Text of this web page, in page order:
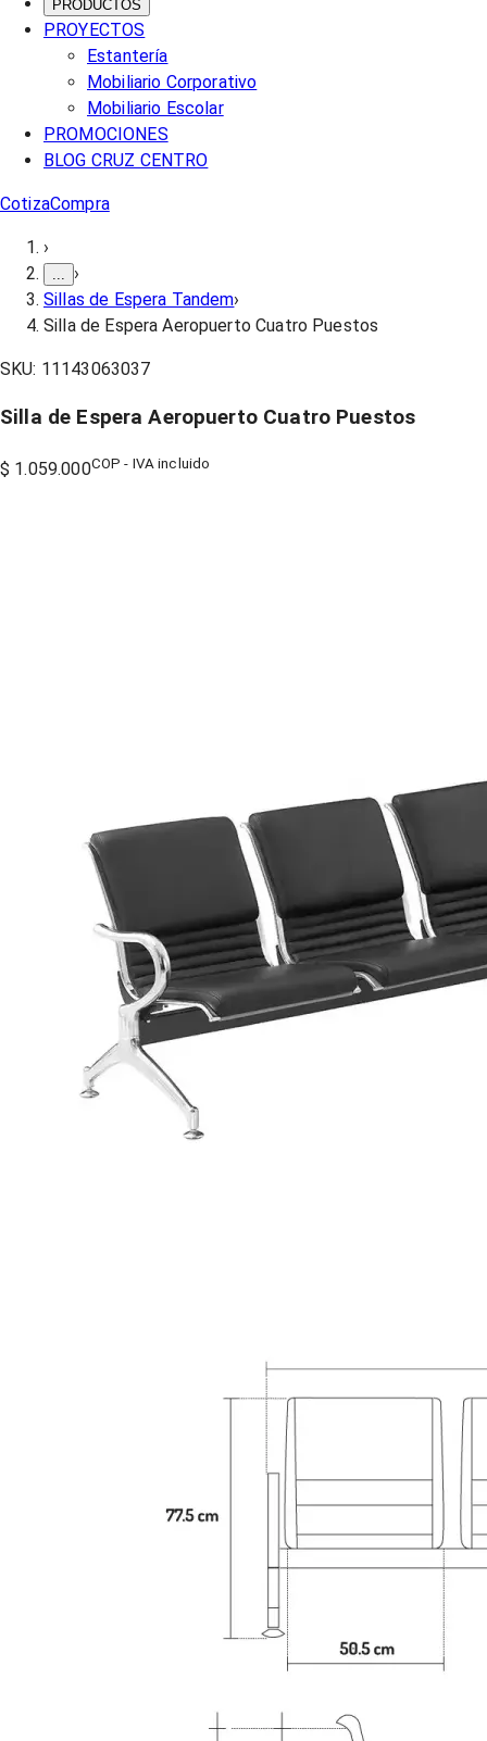
PRODUCTOS
PROYECTOS
Estantería
Mobiliario Corporativo
Mobiliario Escolar
PROMOCIONES
BLOG CRUZ CENTRO
CotizaCompra
›
›
Sillas de Espera Tandem›
Silla de Espera Aeropuerto Cuatro Puestos
SKU: 11143063037
Silla de Espera Aeropuerto Cuatro Puestos
$ 1.059.000COP - IVA incluido